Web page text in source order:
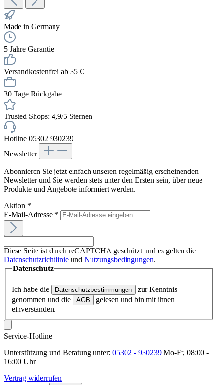
Made in Germany
5 Jahre Garantie
Versandkostenfrei ab 35 €
30 Tage Rückgabe
Trusted Shops: 4,9/5 Sternen
Hotline 05302 930239
Newsletter
Abonnieren Sie jetzt einfach unseren regelmäßig erscheinenden
Newsletter und Sie werden stets unter den Ersten sein, über neue
Produkte und Angebote informiert werden.
Aktion *
E-Mail-Adresse *
Diese Seite ist durch reCAPTCHA geschützt und es gelten die
Datenschutzrichtlinie und Nutzungsbedingungen.
Datenschutz
Ich habe die Datenschutzbestimmungen
zur Kenntnis
genommen und die
AGB
gelesen und bin mit ihnen
einverstanden.
Service-Hotline
Unterstützung und Beratung unter: 05302 - 930239 Mo-Fr, 08:00 -
16:00 Uhr
Vertrag widerrufen